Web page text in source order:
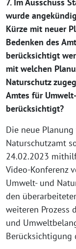
wurde
Kürze mit neuer
Bedenken des
berücksichtigt
mit welchen
Naturschutz
Amtes für
berücksichtigt?
Die neue
Naturschutzamt
24.02.2023
Video-Konferenz
Umwelt- und
den
weiteren Prozess
und
Berücksichtigung